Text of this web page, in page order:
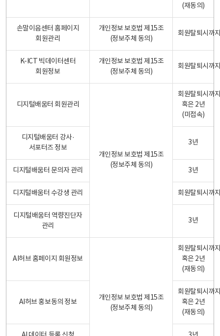
(재동의)
손말이음센터 홈페이지
회원관리
개인정보 보호법 제15조
(정보주체 동의)
회원탈퇴시까
K-ICT 빅데이터센터
회원정보
개인정보 보호법 제15조
(정보주체 동의)
회원탈퇴시까
디지털배움터 회원관리
개인정보 보호법 제15조
(정보주체 동의)
회원탈퇴시까
혹은 2년
(미접속)
디지털배움터 강사·
서포터즈 정보
3년
디지털배움터 문의자 관리 3년
디지털배움터 수강생 관리 회원탈퇴시까
디지털배움터 역량진단자
관리
3년
AI허브 홈페이지 회원정보
개인정보 보호법 제15조
(정보주체 동의)
회원탈퇴시까
혹은 2년
(재동의)
AI허브 홍보동의 정보
회원탈퇴시까
혹은 2년
(재동의)